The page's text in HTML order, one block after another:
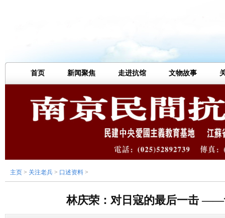
首页 新闻聚焦 走进抗馆 文物故事
主页 > 关注老兵 > 口述资料 >
林庆荣：对日寇的最后一击 ——